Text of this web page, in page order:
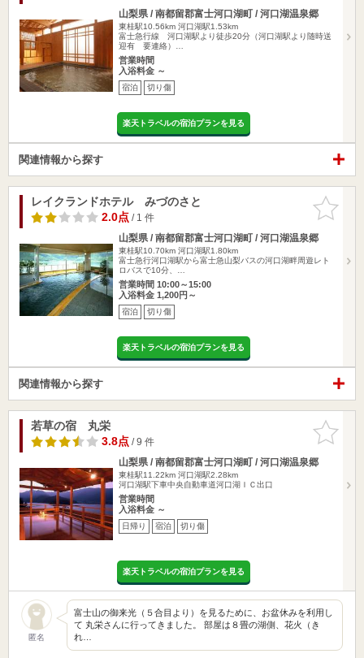
山梨県 / 南都留郡富士河口湖町 / 河口湖温泉郷
東桂駅10.56km 河口湖駅1.53km
富士急行線 河口湖駅より徒歩20分（河口湖駅より随時送
迎有 要連絡）…
営業時間
入浴料金 ～
宿泊 切り傷
楽天トラベルの宿泊プランを見る
関連情報から探す
お気に入
りに追加
レイクランドホテル みづのさと
2.0点/ 1 件
山梨県 / 南都留郡富士河口湖町 / 河口湖温泉郷
東桂駅10.70km 河口湖駅1.80km
富士急行河口湖駅から富士急山梨バスの河口湖畔周遊レト
ロバスで10分、…
営業時間 10:00～15:00
入浴料金 1,200円～
宿泊 切り傷
楽天トラベルの宿泊プランを見る
関連情報から探す
お気に入
りに追加
若草の宿 丸栄
3.8点/ 9 件
山梨県 / 南都留郡富士河口湖町 / 河口湖温泉郷
東桂駅11.22km 河口湖駅2.28km
河口湖駅下車中央自動車道河口湖ＩＣ出口
営業時間
入浴料金 ～
日帰り 宿泊 切り傷
楽天トラベルの宿泊プランを見る
匿名
富士山の御来光（５合目より）を見るために、お盆休みを利用し
て 丸栄さんに行ってきました。 部屋は８畳の湖側、花火（き
れ…